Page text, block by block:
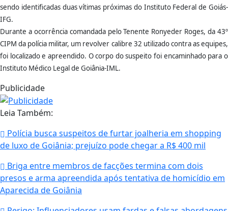
sendo identificadas duas vítimas próximas do Instituto Federal de Goiás-
IFG.
Durante a ocorrência comandada pelo Tenente Ronyeder Roges, da 43º
CIPM da polícia militar, um revolver calibre 32 utilizado contra as equipes,
foi localizado e apreendido. O corpo do suspeito foi encaminhado para o
Instituto Médico Legal de Goiânia-IML.
Publicidade
Leia Também:
Polícia busca suspeitos de furtar joalheria em shopping
de luxo de Goiânia; prejuízo pode chegar a R$ 400 mil
Briga entre membros de facções termina com dois
presos e arma apreendida após tentativa de homicídio em
Aparecida de Goiânia